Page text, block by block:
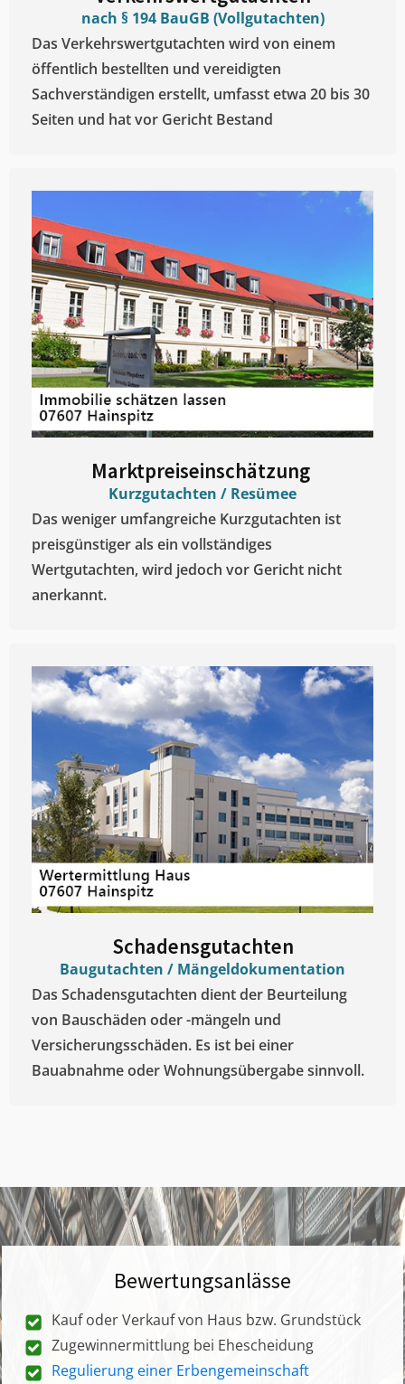
nach § 194 BauGB (Vollgutachten)
Das Verkehrswertgutachten wird von einem
öffentlich bestellten und vereidigten
Sachverständigen erstellt, umfasst etwa 20 bis 30
Seiten und hat vor Gericht Bestand
Marktpreiseinschätzung ​
Kurzgutachten / Resümee
Das weniger umfangreiche Kurzgutachten ist
preisgünstiger als ein vollständiges
Wertgutachten, wird jedoch vor Gericht nicht
anerkannt.
Schadensgutachten
Baugutachten / Mängeldokumentation
Das Schadensgutachten dient der Beurteilung
von Bauschäden oder -mängeln und
Versicherungsschäden. Es ist bei einer
Bauabnahme oder Wohnungsübergabe sinnvoll.
Bewertungsanlässe
Kauf oder Verkauf von Haus bzw. Grundstück
Zugewinnermittlung bei Ehescheidung
Regulierung einer Erbengemeinschaft